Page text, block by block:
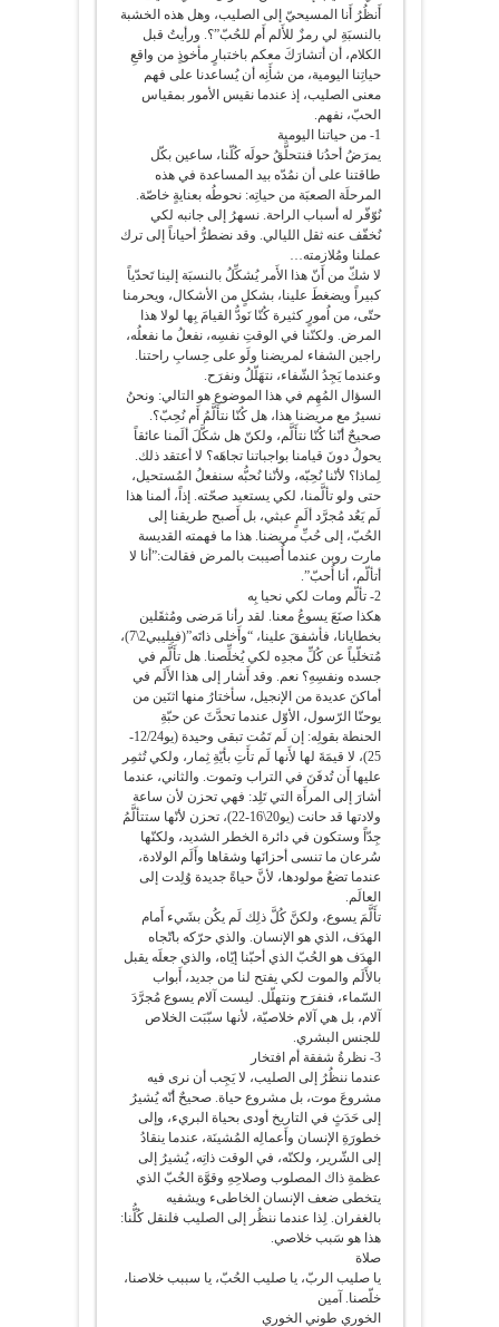
أَنظُرُ أَنا المسيحيّ إلى الصليب، وهل هذه الخشبة
بالنسبَةِ لي رمزٌ للأَلم أَم للحُبّ”؟. ورأيتُ قبل
الكلام، أن أتشارَكَ معكم باختبارٍ مأخوذٍ من واقعِ
حياتِنا اليومية، من شأَنِه أن يُساعدنا على فهم
معنى الصليب، إذ عندما نقيس الأمور بمقياس
الحبّ، نفهم.
1- من حياتنا اليومية
يمرَضُ أحدُنا فنتحلَّقُ حولَه كُلّنا، ساعين بكّل
طاقتنا على أن نمُدّه بيد المساعدة في هذه
المرحلَة الصعبَة من حياتِه: نحوطُه بعنايةٍ خاصّة.
نُوّفّر له أسباب الراحة. نسهرُ إلى جانبه لكي
نُخفّف عنه ثقل الليالي. وقد نضطرُّ أحياناً إلى ترك
عملنا ومُلازمته…
لا شكّ من أَنّ هذا الأَمر يُشكِّلُ بالنسبَة إلينا تَحدّياً
كبيراً ويضغطَ علينا، بشكلٍ من الأشكال، ويحرمنا
حتّى، من اُمورٍ كثيرة كُنّا نَودُّ القيامَ بِها لولا هذا
المرض. ولكنّنا في الوقتِ نفسِه، نفعلُ ما نفعلُه،
راجين الشفاء لمريضنا ولَو على حِسابِ راحتنا.
وعندما يَجِدُ الشّفاء، نتهَلّلُ ونفرَح.
السؤال المُهِم في هذا الموضوع هو التالي: ونحنُ
نسيرُ مع مريضنا هذا، هل كُنّا نتأَلَّمُ أَم نُحِبّ؟.
صحيحٌ أنّنا كُنّا نتأَلَّم، ولكنّ هل شكَّلَ ألَمنا عائقاً
يحولُ دونَ قيامنا بواجباتنا تجاهَه؟ لا أعتقد ذلك.
لِماذا؟ لأنّنا نُحِبّه، ولأنّنا نُحبُّه سنفعلُ المُستحيل،
حتى ولو تألَّمنا، لكي يستعيد صحّته. إذاً، ألمنا هذا
لَم يَعُد مُجرَّد ألَمٍ عبثي، بل أَصبح طريقنا إلى
الحُبّ، إلى حُبِّ مريضنا. هذا ما فهمته القديسة
مارت روبن عندما أُصيبت بالمرض فقالت:”أنا لا
أتألّم، أنا أُحبّ”.
2- تألّم ومات لكي نحيا بِه
هكذا صنَعَ يسوعُ معنا. لقد رأنا مَرضى ومُثقَلين
بخطايانا، فأشفقَ علينا، “وأَخلى ذاتَه”(فيليبي2\7)،
مُتخلّياً عن كُلِّ مجدِه لكي يُخلِّصنا. هل تأَلَّم في
جسده ونفسِهِ؟ نعم. وقد أَشار إلى هذا الأَلَم في
أماكنَ عديدة من الإنجيل، سأختارُ منها اثنَين من
يوحنّا الرّسول، الأوّل عندما تحدَّثَ عن حبّةِ
الحنطة بقولِه: إن لَم تَمُت تبقى وحيدة (يو12/24-
25)، لا قيمَةَ لها لأَنها لَم تأَتِ بأيّةِ ثِمار، ولكي تُثمِر
عليها أَن تُدفَنَ في التراب وتموت. والثاني، عندما
أشارَ إلى المرأَة التي تَلِد: فهي تحزن لأن ساعة
ولادتها قد حانت (يو20\16-22)، تحزن لأنّها ستتألَّمُ
جِدّاً وستكون في دائرة الخطر الشديد، ولكنّها
سُرعان ما تنسى أحزانَها وشقاها وأَلَم الولادة،
عندما تضعُ مولودها، لأنَّ حياةً جديدة وُلِدت إلى
العالَم.
تأَلَّمَ يسوع، ولكنَّ كُلَّ ذلِك لَم يكُن بشَيء أَمام
الهدَف، الذي هو الإنسان. والذي حرّكه باتّجاه
الهدَف هو الحُبّ الذي أحبّنا إيّاه، والذي جعلَه يقبل
بالأَلَم والموت لكي يفتح لنا من جديد، أَبواب
السّماء، فنفرَح ونتهلّل. ليست آلام يسوع مُجرَّدَ
آلام، بل هي آلام خلاصيّة، لأنها سبّبَت الخلاص
للجنس البشري.
3- نظرةُ شفقة أم افتخار
عندما ننظُرُ إلى الصليب، لا يَجِب أن نرى فيه
مشروعَ موت، بل مشروع حياة. صحيحٌ أنّه يُشيرُ
إلى حَدَثٍ في التاريخ أودى بحياة البريء، وإلى
خطورَةِ الإنسان وأَعمالِه المُشينَة، عندما ينقادُ
إلى الشّرير، ولكنّه، في الوقت ذاتِه، يُشيرُ إلى
عظمةِ ذاك المصلوب وصلاحِهِ وقوَّة الحُبّ الذي
يتخطى ضعف الإنسان الخاطىء ويشفيه
بالغفران. لِذا عندما ننظُر إلى الصليب فلنقل كُلُّنا:
هذا هو سَبب خلاصي.
صلاة
يا صليب الربّ، يا صليب الحُبّ، يا سببب خلاصنا،
خلّصنا. آمين
الخوري طوني الخوري